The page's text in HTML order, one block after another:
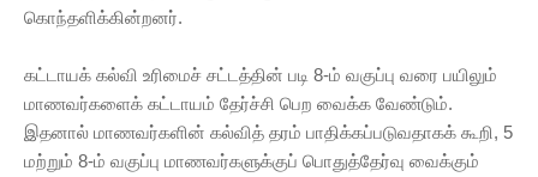
கொந்தளிக்கின்றனர்.
கட்டாயக் கல்வி உரிமைச் சட்டத்தின் படி 8-ம் வகுப்பு வரை பயிலும்
மாணவர்களைக் கட்டாயம் தேர்ச்சி பெற வைக்க வேண்டும்.
இதனால் மாணவர்களின் கல்வித் தரம் பாதிக்கப்படுவதாகக் கூறி, 5
மற்றும் 8-ம் வகுப்பு மாணவர்களுக்குப் பொதுத்தேர்வு வைக்கும்